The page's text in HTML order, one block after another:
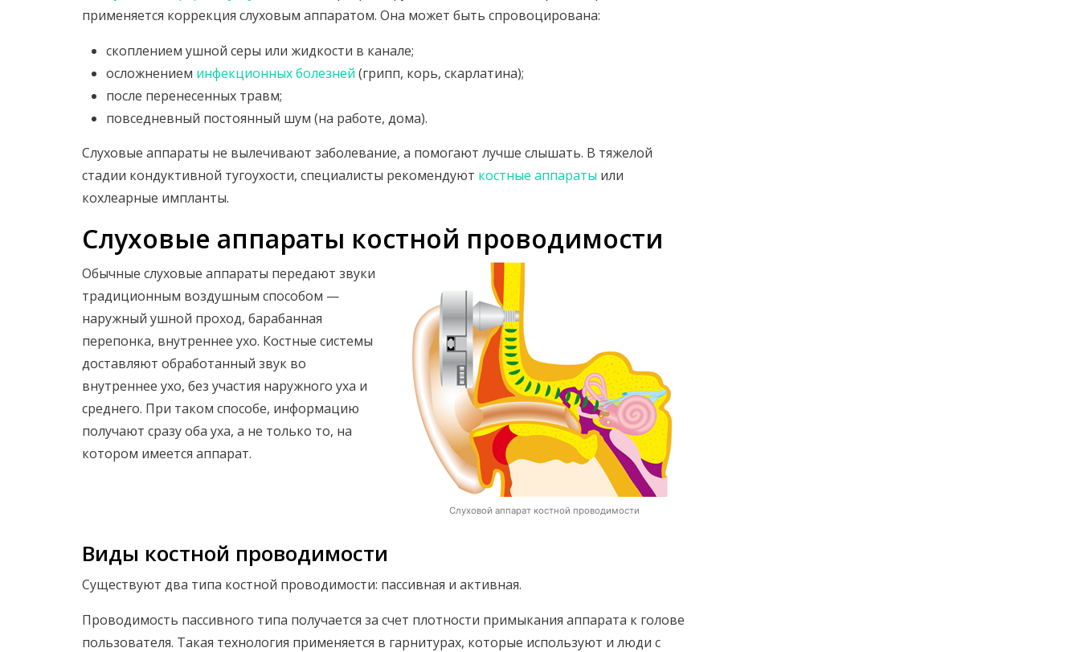
применяется коррекция слуховым аппаратом. Она может быть спровоцирована:
скоплением ушной серы или жидкости в канале;
осложнением инфекционных болезней (грипп, корь, скарлатина);
после перенесенных травм;
повседневный постоянный шум (на работе, дома).
Слуховые аппараты не вылечивают заболевание, а помогают лучше слышать. В тяжелой
стадии кондуктивной тугоухости, специалисты рекомендуют костные аппараты или
кохлеарные импланты.
Слуховые аппараты костной проводимости
Слуховой аппарат костной проводимости
Обычные слуховые аппараты передают звуки
традиционным воздушным способом —
наружный ушной проход, барабанная
перепонка, внутреннее ухо. Костные системы
доставляют обработанный звук во
внутреннее ухо, без участия наружного уха и
среднего. При таком способе, информацию
получают сразу оба уха, а не только то, на
котором имеется аппарат.
Виды костной проводимости
Существуют два типа костной проводимости: пассивная и активная.
Проводимость пассивного типа получается за счет плотности примыкания аппарата к голове
пользователя. Такая технология применяется в гарнитурах, которые используют и люди с